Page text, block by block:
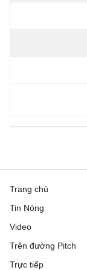
Trang chủ
Tin Nóng
Video
Trên đường Pitch
Trực tiếp